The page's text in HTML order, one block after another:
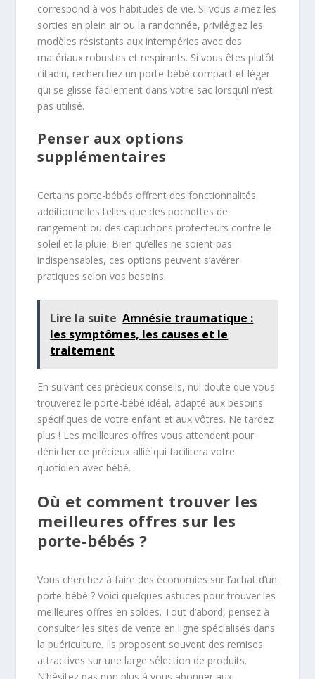
correspond à vos habitudes de vie. Si vous aimez les
sorties en plein air ou la randonnée, privilégiez les
modèles résistants aux intempéries avec des
matériaux robustes et respirants. Si vous êtes plutôt
citadin, recherchez un porte-bébé compact et léger
qui se glisse facilement dans votre sac lorsqu’il n’est
pas utilisé.
Penser aux options
supplémentaires
Certains porte-bébés offrent des fonctionnalités
additionnelles telles que des pochettes de
rangement ou des capuchons protecteurs contre le
soleil et la pluie. Bien qu’elles ne soient pas
indispensables, ces options peuvent s’avérer
pratiques selon vos besoins.
Lire la suite Amnésie traumatique :
les symptômes, les causes et le
traitement
En suivant ces précieux conseils, nul doute que vous
trouverez le porte-bébé idéal, adapté aux besoins
spécifiques de votre enfant et aux vôtres. Ne tardez
plus ! Les meilleures offres vous attendent pour
dénicher ce précieux allié qui facilitera votre
quotidien avec bébé.
Où et comment trouver les
meilleures offres sur les
porte-bébés ?
Vous cherchez à faire des économies sur l’achat d’un
porte-bébé ? Voici quelques astuces pour trouver les
meilleures offres en soldes. Tout d’abord, pensez à
consulter les sites de vente en ligne spécialisés dans
la puériculture. Ils proposent souvent des remises
attractives sur une large sélection de produits.